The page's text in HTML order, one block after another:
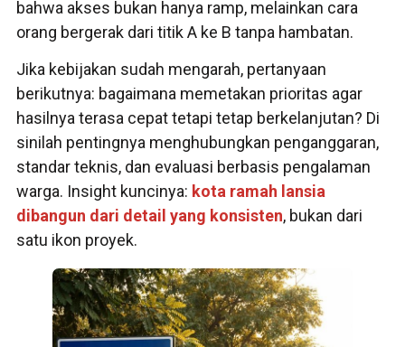
bahwa akses bukan hanya ramp, melainkan cara
orang bergerak dari titik A ke B tanpa hambatan.
Jika kebijakan sudah mengarah, pertanyaan
berikutnya: bagaimana memetakan prioritas agar
hasilnya terasa cepat tetapi tetap berkelanjutan? Di
sinilah pentingnya menghubungkan penganggaran,
standar teknis, dan evaluasi berbasis pengalaman
warga. Insight kuncinya: kota ramah lansia
dibangun dari detail yang konsisten, bukan dari
satu ikon proyek.